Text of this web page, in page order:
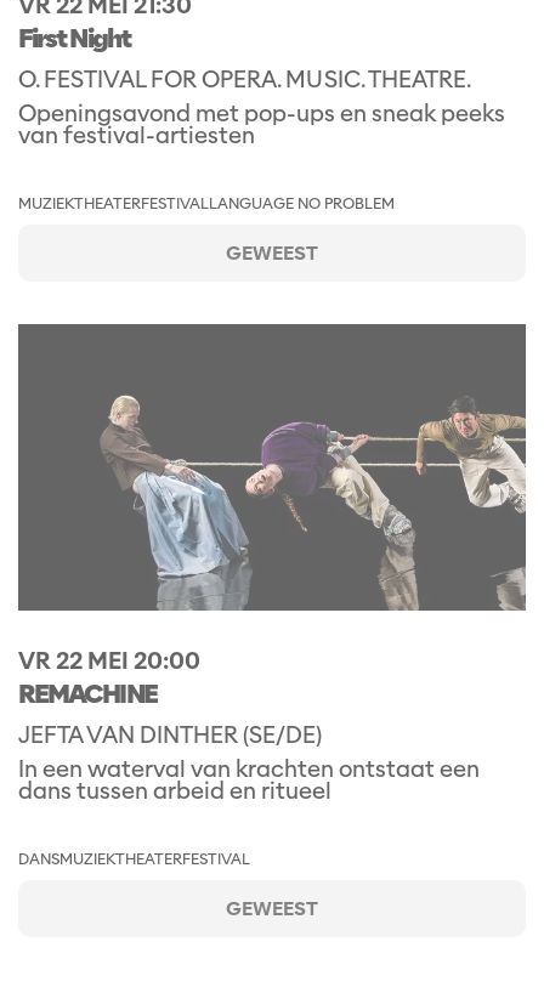
First Night
O. FESTIVAL FOR OPERA. MUSIC. THEATRE.
Openingsavond met pop-ups en sneak peeks
van festival-artiesten
MUZIEKTHEATERFESTIVAL LANGUAGE NO PROBLEM
GEWEEST
REMACHINE
JEFTA VAN DINTHER (SE/DE)
VR 22 MEI 20:00
In een waterval van krachten ontstaat een
dans tussen arbeid en ritueel
DANSMUZIEKTHEATERFESTIVAL
GEWEEST